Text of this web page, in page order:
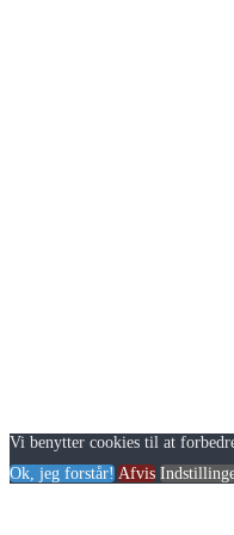
Vi benytter cookies til at
Ok, jeg forstår! Afvis